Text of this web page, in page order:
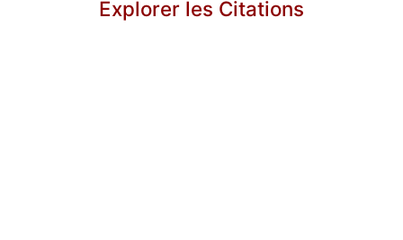
Explorer les Citations